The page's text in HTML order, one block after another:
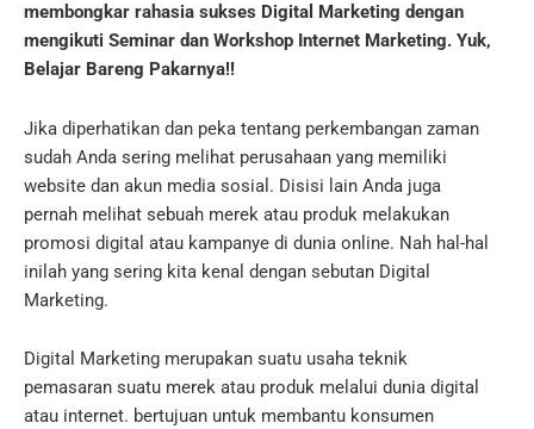
membongkar rahasia sukses Digital Marketing dengan
mengikuti Seminar dan Workshop Internet Marketing. Yuk,
Belajar Bareng Pakarnya!!
Jika diperhatikan dan peka tentang perkembangan zaman
sudah Anda sering melihat perusahaan yang memiliki
website dan akun media sosial. Disisi lain Anda juga
pernah melihat sebuah merek atau produk melakukan
promosi digital atau kampanye di dunia online. Nah hal-hal
inilah yang sering kita kenal dengan sebutan Digital
Marketing.
Digital Marketing merupakan suatu usaha teknik
pemasaran suatu merek atau produk melalui dunia digital
atau internet. bertujuan untuk membantu konsumen